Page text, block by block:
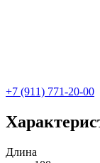
+7 (911) 771-20-00
Длина